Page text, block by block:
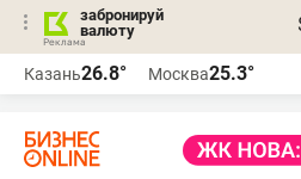
забронируй
валюту
Казань26.8° Москва25.3°